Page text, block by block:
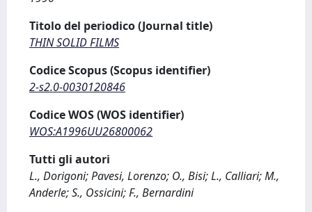
Titolo del periodico (Journal title)
THIN SOLID FILMS
Codice Scopus (Scopus identifier)
2-s2.0-0030120846
Codice WOS (WOS identifier)
WOS:A1996UU26800062
Tutti gli autori
L., Dorigoni; Pavesi, Lorenzo; O., Bisi; L., Calliari; M.,
Anderle; S., Ossicini; F., Bernardini